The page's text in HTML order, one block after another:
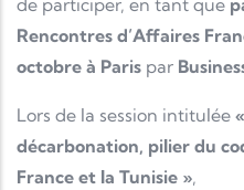
de participer, en tant que
Rencontres d’Affaires
octobre à Paris par
Lors de la session intitulée
décarbonation, pilier du
France et la Tunisie »,